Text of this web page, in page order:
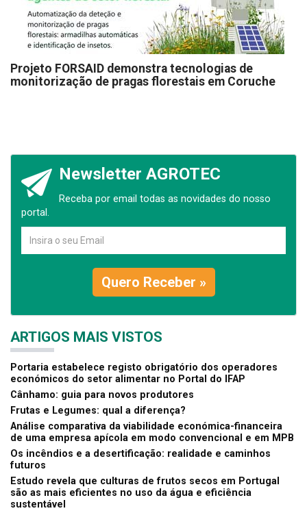
Projeto FORSAID demonstra tecnologias de
monitorização de pragas florestais em Coruche
Newsletter AGROTEC
Receba por email todas as novidades do nosso
portal.
Quero Receber »
ARTIGOS MAIS VISTOS
Portaria estabelece registo obrigatório dos operadores
económicos do setor alimentar no Portal do IFAP
Cânhamo: guia para novos produtores
Frutas e Legumes: qual a diferença?
Análise comparativa da viabilidade económica-financeira
de uma empresa apícola em modo convencional e em MPB
Os incêndios e a desertificação: realidade e caminhos
futuros
Estudo revela que culturas de frutos secos em Portugal
são as mais eficientes no uso da água e eficiência
sustentável